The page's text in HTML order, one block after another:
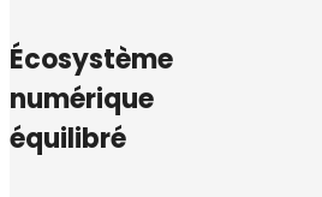
Écosystème
numérique
équilibré